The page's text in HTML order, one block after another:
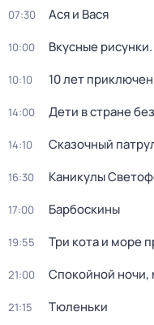
07:30 Ася и Вася
10:00 Вкусные
10:10 10 лет
14:00 Дети в стране
14:10 Сказочный
16:30 Каникулы
17:00 Барбоскины
19:55 Три кота и море
21:00 Спокойной
21:15 Тюленьки